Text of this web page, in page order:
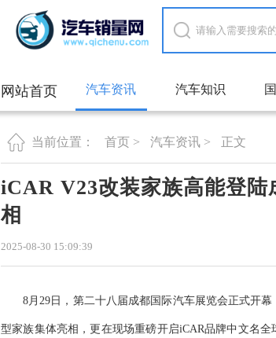
网站首页 汽车资讯 汽车知识
当前位置： 首页 > 汽车资讯 > 正文
iCAR V23改装家族高能登陆
相
2025-08-30 15:09:39
8月29日，第二十八届成都国际汽车展览会正式开
型家族集体亮相，更在现场重磅开启iCAR品牌中文名